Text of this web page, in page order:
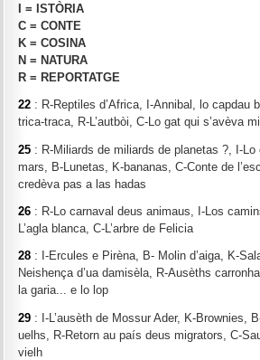
I = ISTÒRIA
C = CONTE
K = COSINA
N = NATURA
R = REPORTATGE
22 : R-Reptiles d’Africa, I-Annibal, lo capdau
trica-traca, R-L’autbòi, C-Lo gat qui s’avèva
25 : R-Miliards de miliards de planetas ?, I-Lo
mars, B-Lunetas, K-bananas, C-Conte de
credèva pas a las hadas
26 : R-Lo carnaval deus animaus, I-Los
L’agla blanca, C-L’arbre de Felicia
28 : I-Ercules e Pirèna, B- Molin d’aiga, K-
Neishença d’ua damisèla, R-Ausèths
la garia... e lo lop
29 : I-L’ausèth de Mossur Ader, K-Brownies,
uelhs, R-Retorn au país deus migrators, C-
vielh